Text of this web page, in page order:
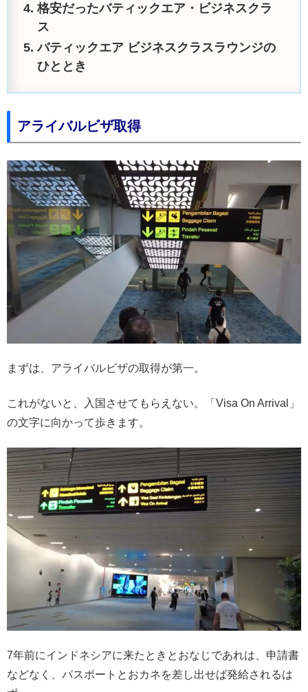
格安だったバティックエア・ビジネスクラ
ス
バティックエア ビジネスクラスラウンジの
ひととき
アライバルビザ取得
まずは、アライバルビザの取得が第一。
これがないと、入国させてもらえない。「Visa On Arrival」
の文字に向かって歩きます。
7年前にインドネシアに来たときとおなじであれは、申請書
などなく、パスポートとおカネを差し出せば発給されるは